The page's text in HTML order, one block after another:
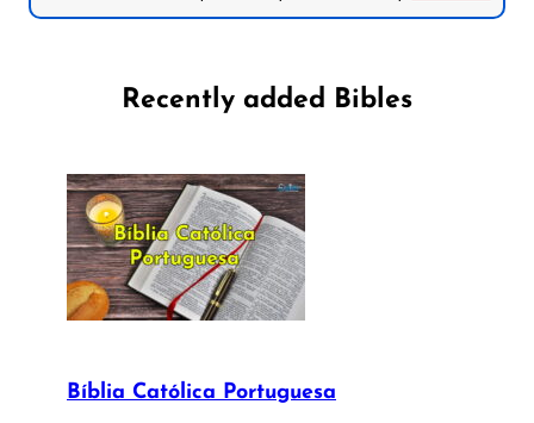
Recently added Bibles
Bíblia Católica Portuguesa